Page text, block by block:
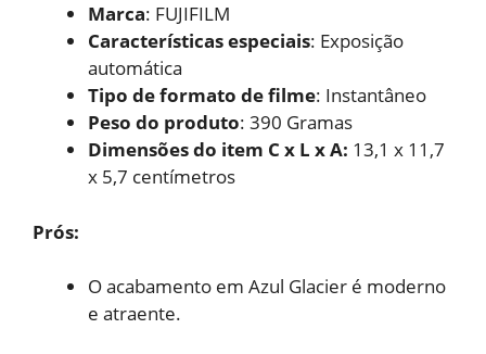
Marca: FUJIFILM
Características especiais: Exposição
automática
Tipo de formato de filme: Instantâneo
Peso do produto: 390 Gramas
Dimensões do item C x L x A: 13,1 x 11,7
x 5,7 centímetros
Prós:
O acabamento em Azul Glacier é moderno
e atraente.